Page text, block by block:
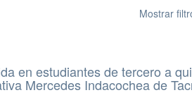
Mostrar
en estudiantes de tercero a
Mercedes Indacochea de